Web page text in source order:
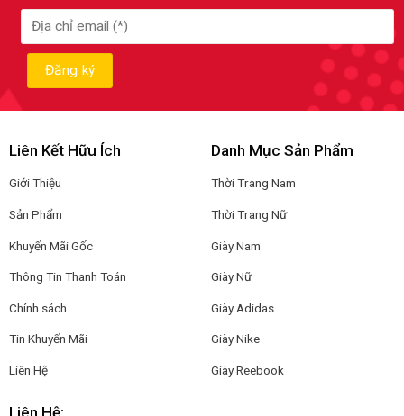
Liên Kết Hữu Ích
Giới Thiệu
Sản Phẩm
Khuyến Mãi Gốc
Thông Tin Thanh Toán
Chính sách
Tin Khuyến Mãi
Liên Hệ
Danh Mục Sản Phẩm
Thời Trang Nam
Thời Trang Nữ
Giày Nam
Giày Nữ
Giày Adidas
Giày Nike
Giày Reebook
Liên Hệ: